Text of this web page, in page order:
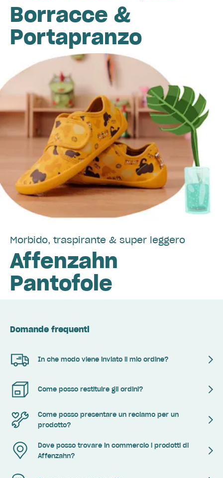
Borracce &
Portapranzo
Morbido, traspirante & super leggero
Affenzahn
Pantofole
Domande frequenti
In che modo viene inviato il mio ordine?
Come posso restituire gli ordini?
Come posso presentare un reclamo per un
prodotto?
Dove posso trovare in commercio i prodotti di
Affenzahn?